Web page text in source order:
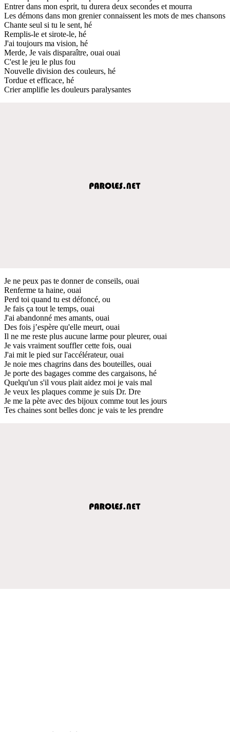
Entrer dans mon esprit, tu durera deux secondes et mourra
Les démons dans mon grenier connaissent les mots de mes chansons
Chante seul si tu le sent, hé
Remplis-le et sirote-le, hé
J'ai toujours ma vision, hé
Merde, Je vais disparaître, ouai ouai
C'est le jeu le plus fou
Nouvelle division des couleurs, hé
Tordue et efficace, hé
Crier amplifie les douleurs paralysantes
Je ne peux pas te donner de conseils, ouai
Renferme ta haine, ouai
Perd toi quand tu est défoncé, ou
Je fais ça tout le temps, ouai
J'ai abandonné mes amants, ouai
Des fois j’espère qu'elle meurt, ouai
Il ne me reste plus aucune larme pour pleurer, ouai
Je vais vraiment souffler cette fois, ouai
J'ai mit le pied sur l'accélérateur, ouai
Je noie mes chagrins dans des bouteilles, ouai
Je porte des bagages comme des cargaisons, hé
Quelqu'un s'il vous plait aidez moi je vais mal
Je veux les plaques comme je suis Dr. Dre
Je me la pète avec des bijoux comme tout les jours
Tes chaines sont belles donc je vais te les prendre